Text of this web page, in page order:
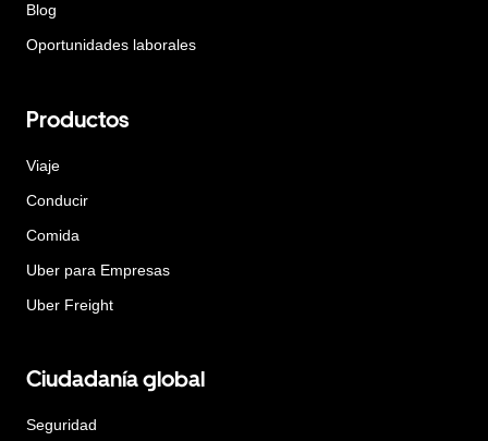
Blog
Oportunidades laborales
Productos
Viaje
Conducir
Comida
Uber para Empresas
Uber Freight
Ciudadanía global
Seguridad